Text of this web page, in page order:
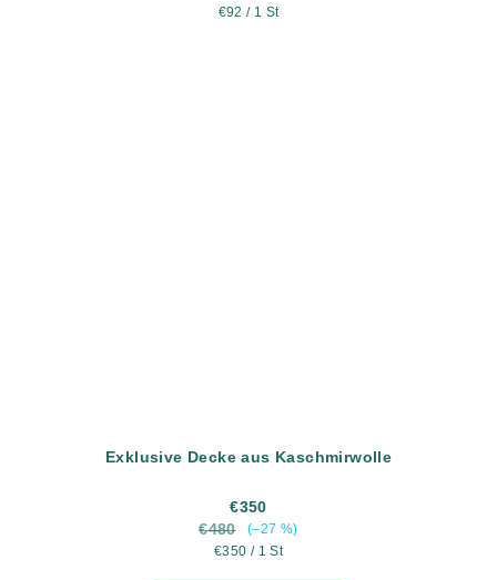
Verkaufspreis:
€92 / 1 St
Exklusive Decke aus Kaschmirwolle
€350
€480
(–27 %)
Verkaufspreis:
€350 / 1 St